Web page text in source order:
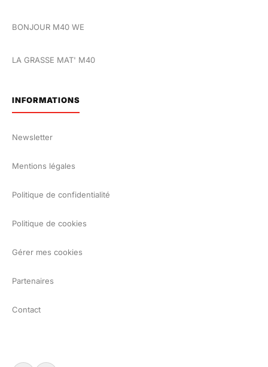
BONJOUR M40 WE
LA GRASSE MAT' M40
INFORMATIONS
Newsletter
Mentions légales
Politique de confidentialité
Politique de cookies
Gérer mes cookies
Partenaires
Contact